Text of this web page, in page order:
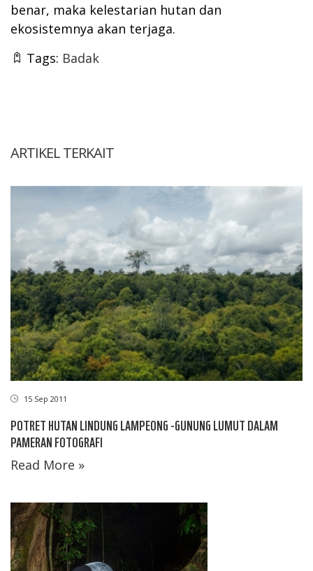
benar, maka kelestarian hutan dan
ekosistemnya akan terjaga.
Tags: Badak
ARTIKEL TERKAIT
15 Sep 2011
POTRET HUTAN LINDUNG LAMPEONG -GUNUNG LUMUT DALAM
PAMERAN FOTOGRAFI
Read More »